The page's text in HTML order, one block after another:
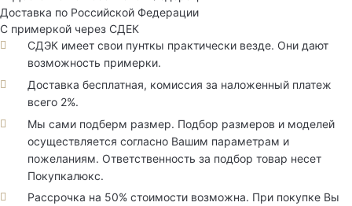
Доставка по Российской Федерации
С примеркой через СДЕК
СДЭК имеет свои пунткы практически везде. Они дают
возможность примерки.
Доставка бесплатная, комиссия за наложенный платеж
всего 2%.
Мы сами подберм размер. Подбор размеров и моделей
осуществляется согласно Вашим параметрам и
пожеланиям. Ответственность за подбор товар несет
Покупкалюкс.
Рассрочка на 50% стоимости возможна. При покупке Вы